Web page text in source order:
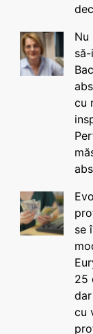
Nu
cu
se
25
cu